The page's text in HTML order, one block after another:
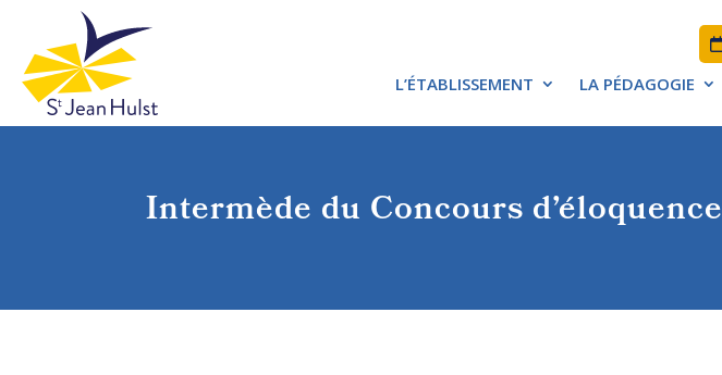
L’ÉTABLISSEMENT
PROJET D’ÉTABLISSEMENT
LA PÉDAGOGIE
Intermède du Concours d’éloquence